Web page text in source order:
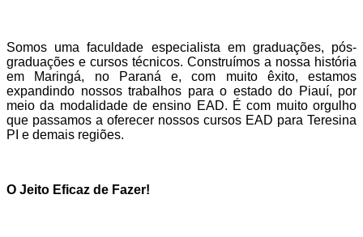
Somos uma faculdade especialista em graduações, pós-
graduações e cursos técnicos. Construímos a nossa história
em Maringá, no Paraná e, com muito êxito, estamos
expandindo nossos trabalhos para o estado do Piauí, por
meio da modalidade de ensino EAD. É com muito orgulho
que passamos a oferecer nossos cursos EAD para Teresina
PI e demais regiões.
O Jeito Eficaz de Fazer!